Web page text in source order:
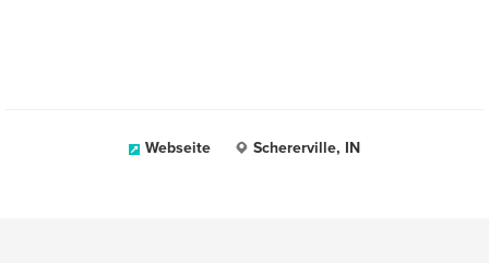
Webseite Schererville, IN